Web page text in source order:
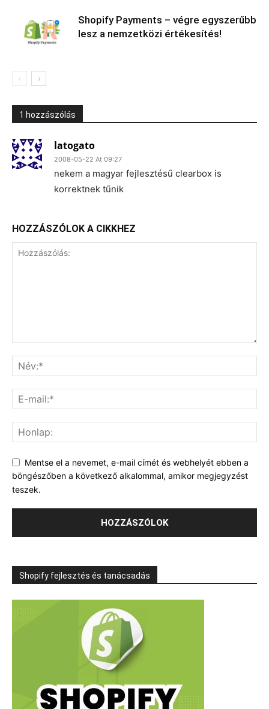
Shopify Payments – végre egyszerűbb
lesz a nemzetközi értékesítés!
1 hozzászólás
latogato
2008-05-22 At 09:27
nekem a magyar fejlesztésű clearbox is
korrektnek tűnik
HOZZÁSZÓLOK A CIKKHEZ
Mentse el a nevemet, e-mail címét és webhelyét ebben a
böngészőben a következő alkalommal, amikor megjegyzést
teszek.
Shopify fejlesztés és tanácsadás